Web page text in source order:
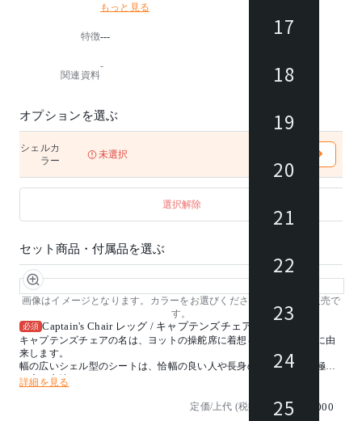
人にとっても極上の座り心地です。
どんな体型、どんな世代の方にもゆったりとしたシェ
※サイズの詳細はお問い合わせください。
脚をお選びください。
もっと見る
特徴---
関連資料
-
オプションを選ぶ
シェルカ
ラー
未選択
選択解除
セット商品・付属品を選ぶ
画像はイメージとなります。カラーをお選びください。 脚のみの販売で
す。
必須 Captain's Chair レッグ / キャプテンズチェア
キャプテンズチェアの名は、ヨットの操舵席に着想を得たデザインに由
来します。
幅の広いシェル型のシートは、恰幅の良い人や長身の人にとっても極上
の座り心地です。
詳細を見る
定価/上代 (税抜) ¥80,000
17
18
19
20
21
22
23
24
25